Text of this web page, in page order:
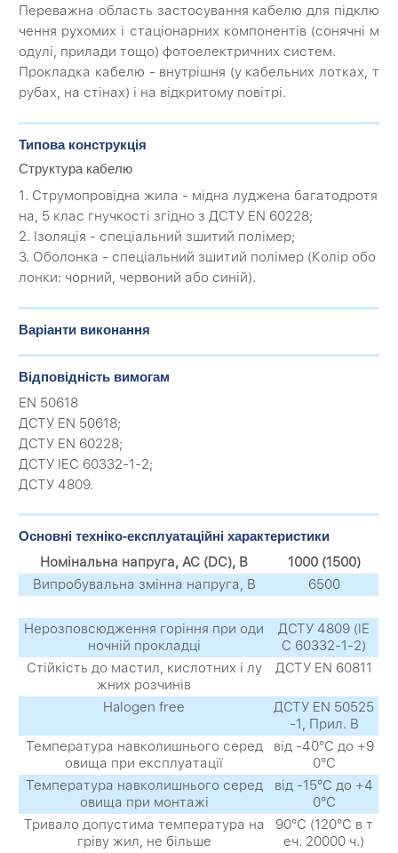
Переважна область застосування кабелю для підклю
чення рухомих і стаціонарних компонентів (сонячні м
одулі, прилади тощо) фотоелектричних систем.
Прокладка кабелю - внутрішня (у кабельних лотках, т
рубах, на стінах) і на відкритому повітрі.
Типова конструкція
Структура кабелю
1. Струмопровідна жила - мідна луджена багатодротя
на, 5 клас гнучкості згідно з ДСТУ EN 60228;
2. Ізоляція - спеціальний зшитий полімер;
3. Оболонка - спеціальний зшитий полімер (Колір обо
лонки: чорний, червоний або синій).
Варіанти виконання
Відповідність вимогам
EN 50618
ДСТУ EN 50618;
ДСТУ EN 60228;
ДСТУ IEC 60332-1-2;
ДСТУ 4809.
Основні техніко-експлуатаційні характеристики
Номінальна напруга, AC (DC), В
1000 (1500)
Випробувальна змінна напруга, В
6500
Нерозповсюдження горіння при оди
ночній прокладці
ДСТУ 4809 (IE
C 60332-1-2)
Стійкість до мастил, кислотних і лу
жних розчинів
ДСТУ EN 60811
Halogen free
ДСТУ EN 50525
-1, Прил. В
Температура навколишнього серед
овища при експлуатації
від -40°С до +9
0°С
Температура навколишнього серед
овища при монтажі
від -15°С до +4
0°С
Тривало допустима температура на
гріву жил, не більше
90°С (120°С в т
еч. 20000 ч.)